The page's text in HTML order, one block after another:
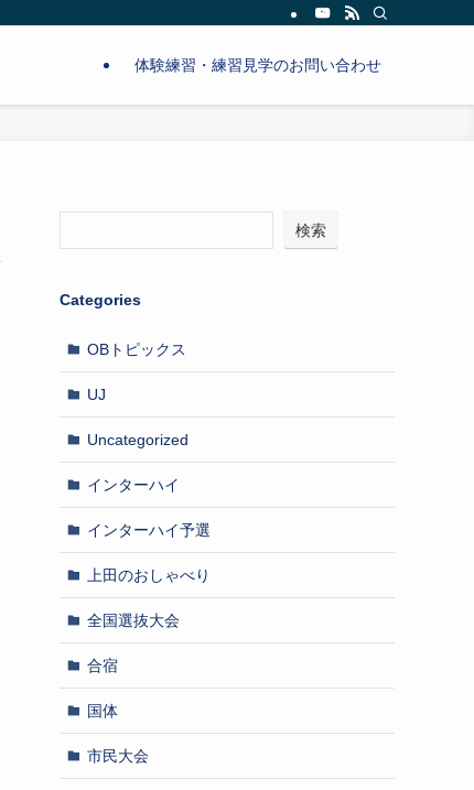
体験練習・練習見学のお問い合わせ
検索
Categories
OBトピックス
UJ
Uncategorized
インターハイ
インターハイ予選
上田のおしゃべり
全国選抜大会
合宿
国体
市民大会